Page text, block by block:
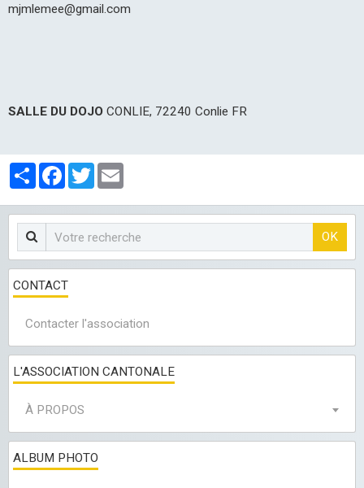
mjmlemee@gmail.com
SALLE DU DOJO CONLIE, 72240 Conlie FR
PartagerFacebook
Twitter
OK
CONTACT
Contacter l'association
L'ASSOCIATION CANTONALE
À PROPOS
ALBUM PHOTO